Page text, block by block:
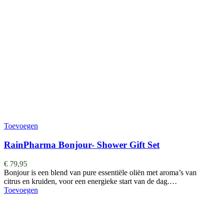
Toevoegen
RainPharma Bonjour- Shower Gift Set
€ 79,95
Bonjour is een blend van pure essentiële oliën met aroma’s van
citrus en kruiden, voor een energieke start van de dag.…
Toevoegen